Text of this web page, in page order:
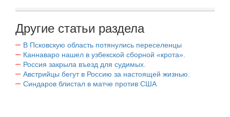
Другие статьи раздела
В Псковскую область потянулись переселенцы
Каннаваро нашел в узбекской сборной «крота».
Россия закрыла въезд для судимых.
Австрийцы бегут в Россию за настоящей жизнью.
Синдаров блистал в матче против США